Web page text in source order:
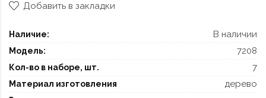
Добавить в закладки
Наличие: В наличии
Модель: 7208
Кол-во в наборе, шт. 7
Материал изготовления дерево